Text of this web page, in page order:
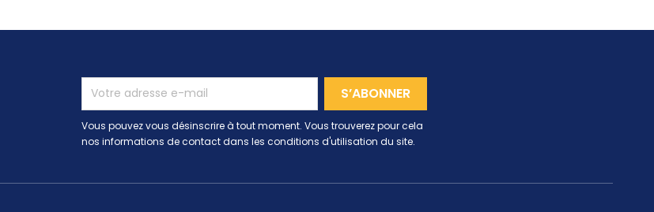
Vous pouvez vous désinscrire à tout moment. Vous trouverez pour cela
nos informations de contact dans les conditions d'utilisation du site.